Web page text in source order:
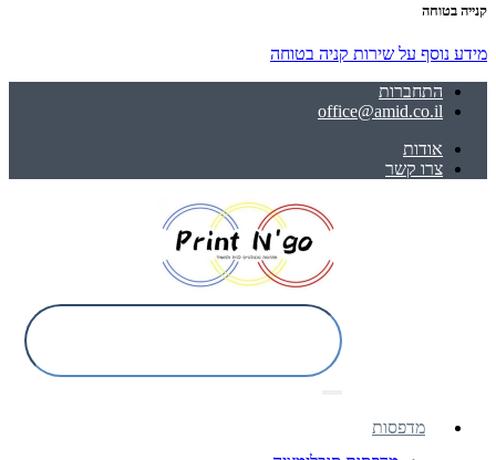
קנייה בטוחה
מידע נוסף על שירות קניה בטוחה
התחברות
office@amid.co.il
אודות
צרו קשר
מדפסות